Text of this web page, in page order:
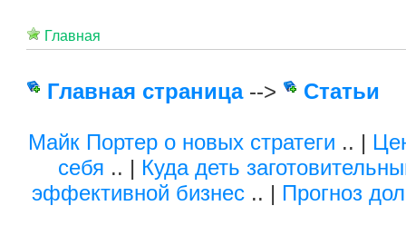
Главная
Главная страница--> Статьи
Майк Портер о новых стратеги .. |
себя .. | Куда деть
эффективной бизнес.. | Прогноз